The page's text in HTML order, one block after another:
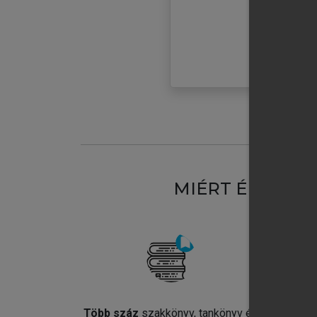
MIÉRT
Több száz szakkönyv, tankönyv és